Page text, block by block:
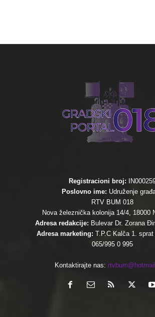
Registracioni broj:
Poslovno ime: Udruženje
RTV BUM 018
Nova železnička kolonija 14/4, 18000
Adresa redakcije: Bulevar Dr. Zorana
Adresa marketing: T.P.C Kalča 1.
065/995 0 995
Kontaktirajte nas: